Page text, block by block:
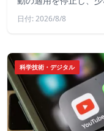
日付: 2026/8/8
科学技術・デジタル